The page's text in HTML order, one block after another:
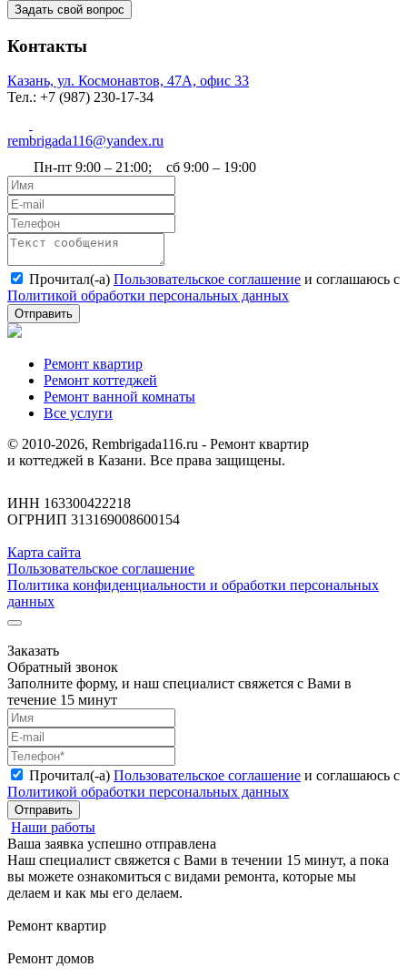
Задать свой вопрос
Контакты
Казань, ул. Космонавтов, 47А, офис 33
Тел.: +7 (987) 230‑17-34
rembrigada116@yandex.ru
Пн-пт 9:00 – 21:00; сб 9:00 – 19:00
Прочитал(-а) Пользовательское соглашение и соглашаюсь с
Политикой обработки персональных данных
Отправить
Ремонт квартир
Ремонт коттеджей
Ремонт ванной комнаты
Все услуги
© 2010-2026, Rembrigada116.ru - Ремонт квартир
и коттеджей в Казани. Все права защищены.
ИНН 163300422218
ОГРНИП 313169008600154
Карта сайта
Пользовательское соглашение
Политика конфиденциальности и обработки персональных
данных
Заказать
Обратный звонок
Заполните форму, и наш специалист свяжется с Вами в
течение 15 минут
Прочитал(-а) Пользовательское соглашение и соглашаюсь с
Политикой обработки персональных данных
Отправить
Наши работы
Ваша заявка успешно отправлена
Наш специалист свяжется с Вами в течении 15 минут, а пока
вы можете ознакомиться с видами ремонта, которые мы
делаем и как мы его делаем.
Ремонт квартир
Ремонт домов